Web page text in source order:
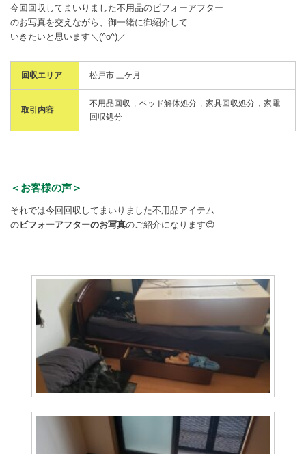
今回回収してまいりました不用品のビフォーアフター
のお写真を交えながら、御一緒に御紹介して
いきたいと思います＼(^o^)／
回収エリア 松戸市 三ケ月
取引内容
不用品回収 ベッド解体処分 家具回収処分
家電
回収処分
＜お客様の声＞
それでは今回回収してまいりました不用品アイテム
のビフォーアフターのお写真のご紹介になります😉